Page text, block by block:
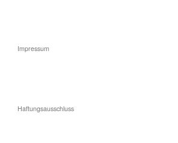
Impressum
Haftungsausschluss